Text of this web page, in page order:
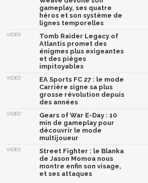
gameplay, ses quatre
héros et son système de
lignes temporelles
VIDÉO
Tomb Raider Legacy of
Atlantis promet des
énigmes plus exigeantes
et des pièges
impitoyables
VIDÉO
EA Sports FC 27 : le mode
Carrière signe sa plus
grosse révolution depuis
des années
VIDÉO
Gears of War E-Day : 10
min de gameplay pour
découvrir le mode
multijoueur
VIDÉO
Street Fighter : le Blanka
de Jason Momoa nous
montre enfin son visage,
et ses attaques